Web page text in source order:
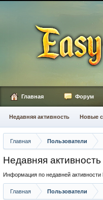
Главная Пользователи
Недавняя
Информация по недавней активности
Главная Пользователи
Главная Форум
Недавняя активность Новые